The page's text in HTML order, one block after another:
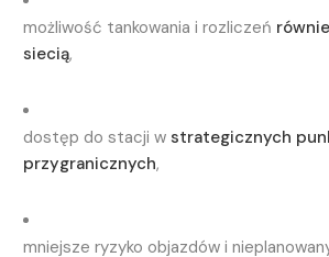
możliwość tankowania i rozliczeń
siecią,
dostęp do stacji wstrategicznych
przygranicznych,
mniejsze ryzyko objazdów i